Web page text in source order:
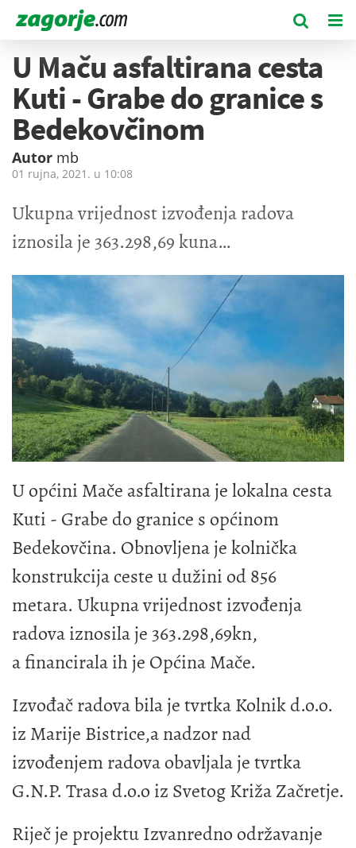
U Maču asfaltirana cesta
Kuti - Grabe do granice s
Bedekovčinom
Autor mb
01 rujna, 2021. u 10:08
Ukupna vrijednost izvođenja radova
iznosila je 363.298,69 kuna
U općini Mače asfaltirana je lokalna cesta
Kuti - Grabe do granice s općinom
Bedekovčina. Obnovljena je kolnička
konstrukcija ceste u dužini od 856
metara. Ukupna vrijednost izvođenja
radova iznosila je 363.298,69kn,
a financirala ih je Općina Mače.
Izvođač radova bila je tvrtka Kolnik d.o.o.
iz Marije Bistrice,a nadzor nad
izvođenjem radova obavljala je tvrtka
G.N.P. Trasa d.o.o iz Svetog Križa Začretje.
Riječ je projektu Izvanredno održavanje